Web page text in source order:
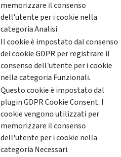
memorizzare il consenso
dell'utente per i cookie nella
categoria Analisi
Il cookie è impostato dal consenso
dei cookie GDPR per registrare il
consenso dell'utente per i cookie
nella categoria Funzionali.
Questo cookie è impostato dal
plugin GDPR Cookie Consent. I
cookie vengono utilizzati per
memorizzare il consenso
dell'utente per i cookie nella
categoria Necessari.